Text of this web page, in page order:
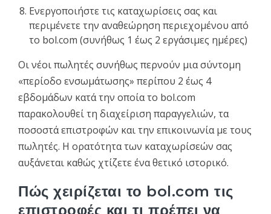
Ενεργοποιήστε τις καταχωρίσεις σας και
περιμένετε την αναθεώρηση περιεχομένου από
το bol.com (συνήθως 1 έως 2 εργάσιμες ημέρες)
Οι νέοι πωλητές συνήθως περνούν μια σύντομη
«περίοδο ενσωμάτωσης» περίπου 2 έως 4
εβδομάδων κατά την οποία το bol.com
παρακολουθεί τη διαχείριση παραγγελιών, τα
ποσοστά επιστροφών και την επικοινωνία με τους
πωλητές. Η ορατότητα των καταχωρίσεών σας
αυξάνεται καθώς χτίζετε ένα θετικό ιστορικό.
Πώς χειρίζεται το bol.com τις
επιστροφές και τι πρέπει να